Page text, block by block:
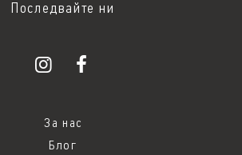
Последвайте ни
За нас
Блог